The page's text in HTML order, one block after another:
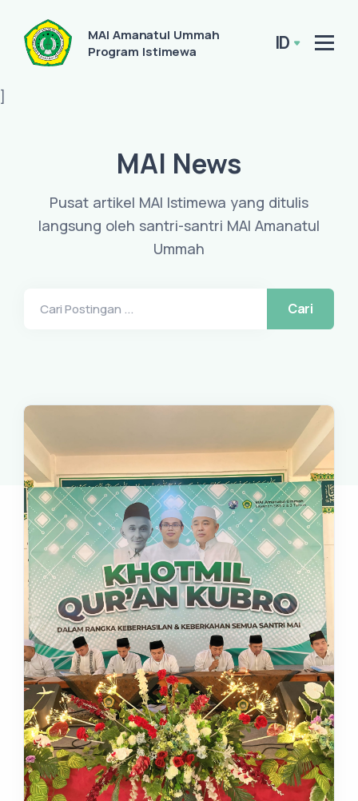
MAI Amanatul Ummah
Program Istimewa
ID
]
MAI News
Pusat artikel MAI Istimewa yang ditulis
langsung oleh santri-santri MAI Amanatul
Ummah
Cari